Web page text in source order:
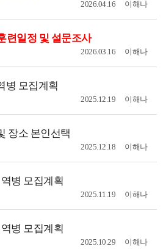
이해나
2026.04.16
련일정 및 설문조사
이해나
2026.03.16
병 모집계획
이해나
2025.12.19
장소 본인선택
이해나
2025.12.18
병 모집계획
이해나
2025.11.19
병 모집계획
이해나
2025.10.29